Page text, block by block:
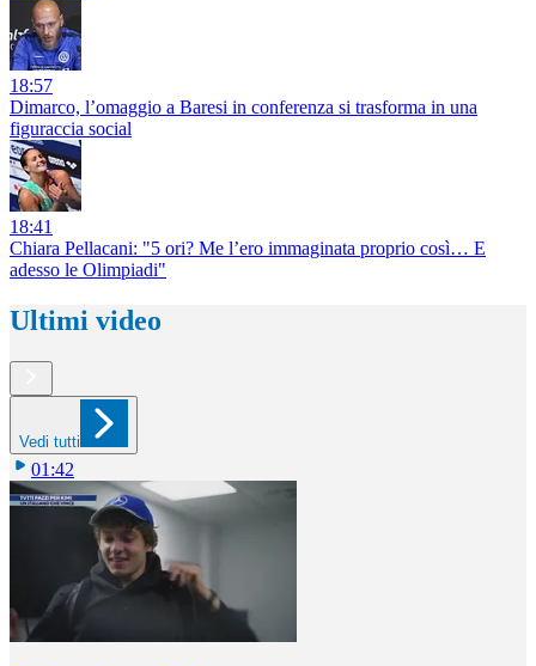
18:57
Dimarco, l’omaggio a Baresi in conferenza si trasforma in una
figuraccia social
18:41
Chiara Pellacani: "5 ori? Me l’ero immaginata proprio così… E
adesso le Olimpiadi"
Ultimi video
Vedi tutti
01:42